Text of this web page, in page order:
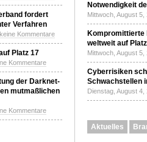
fordert
Verfahren
Kommentare
Platz 17
Kommentare
der Darknet-
mutmaßlichen
Kommentare
Notwendigkeit
Mittwoch, August
Kompromittierte
weltweit auf
Mittwoch, August
Cyberrisiken
Schwachstellen
Dienstag, August
Aktuelles